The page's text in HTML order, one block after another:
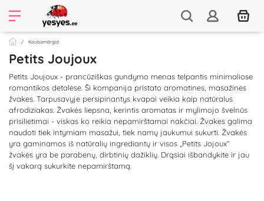
Kaubamärgid
Petits Joujoux
Petits Joujoux - prancūziškas gundymo menas telpantis minimaliose
romantikos detalėse. Ši kompanija pristato aromatines, masažines
žvakes. Tarpusavyje persipinantys kvapai veikia kaip natūralus
afrodiziakas. Žvakės liepsna, kerintis aromatas ir mylimojo švelnūs
prisilietimai - viskas ko reikia nepamirštamai nakčiai. Žvakes galima
naudoti tiek intymiam masažui, tiek namų jaukumui sukurti. Žvakės
yra gaminamos iš natūralių ingrediantų ir visos „Petits Jojoux“
žvakės yra be parabenų, dirbtinių dažiklių. Drąsiai išbandykite ir jau
šį vakarą sukurkite nepamirštamą.